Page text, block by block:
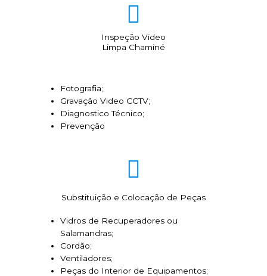
Inspeção Video
Limpa Chaminé
Fotografia;
Gravação Video CCTV;
Diagnostico Técnico;
Prevenção
Substituição e Colocação de Peças
Vidros de Recuperadores ou
Salamandras;
Cordão;
Ventiladores;
Peças do Interior de Equipamentos;